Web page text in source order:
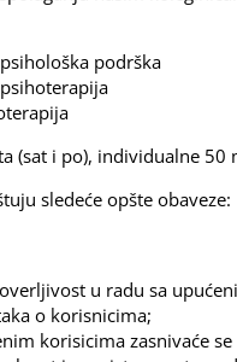
podrška
(sat i po), individualne
sledeće opšte obaveze:
u radu sa
o korisnicima;
korisicima zasnivaće